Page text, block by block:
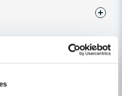
30mm
produkten...